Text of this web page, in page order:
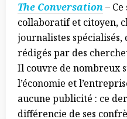
The Conversation–
collaboratif et citoyen,
journalistes spécialisés,
rédigés par des
Il couvre de nombreux
l’économie et
aucune publicité : ce
différencie de ses